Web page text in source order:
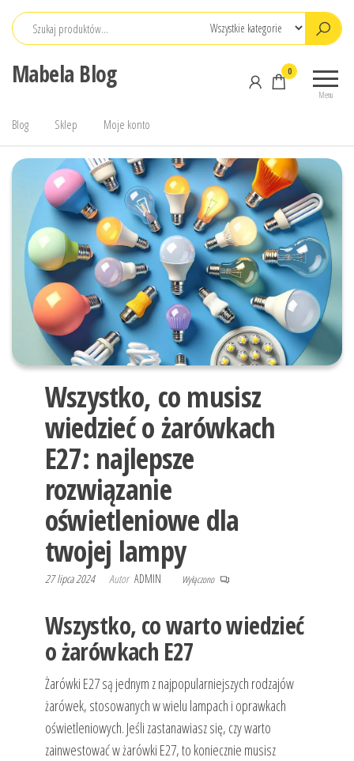
Przejdź
Mabela Blog
Menu
0
Blog Sklep Moje konto
Wszystko, co musisz
wiedzieć o żarówkach
E27: najlepsze
rozwiązanie
oświetleniowe dla
twojej lampy
27 lipca 2024 Autor ADMIN Wyłączono
Wszystko, co warto wiedzieć
o żarówkach E27
Żarówki E27 są jednym z najpopularniejszych rodzajów
żarówek, stosowanych w wielu lampach i oprawkach
oświetleniowych. Jeśli zastanawiasz się, czy warto
zainwestować w żarówki E27, to koniecznie musisz